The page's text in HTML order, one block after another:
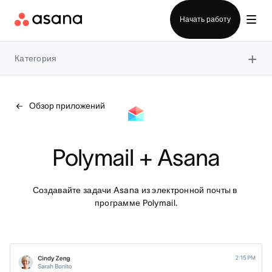
Начать работу
Категория ×
Обзор приложений
Polymail + Asana
Создавайте задачи Asana из электронной почты в
программе Polymail.